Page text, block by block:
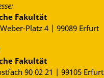
Fakultät
Platz 4 | 99089 Erfurt
Fakultät
90 02 21 | 99105 Erfurt